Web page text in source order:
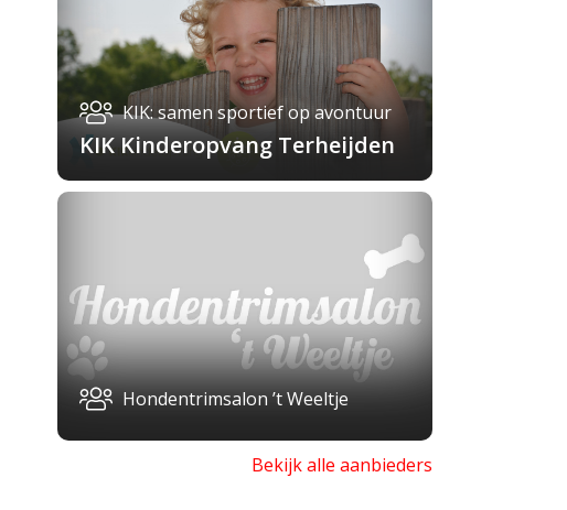
KIK: samen sportief op avontuur
KIK Kinderopvang Terheijden
Hondentrimsalon ’t Weeltje
Bekijk alle aanbieders